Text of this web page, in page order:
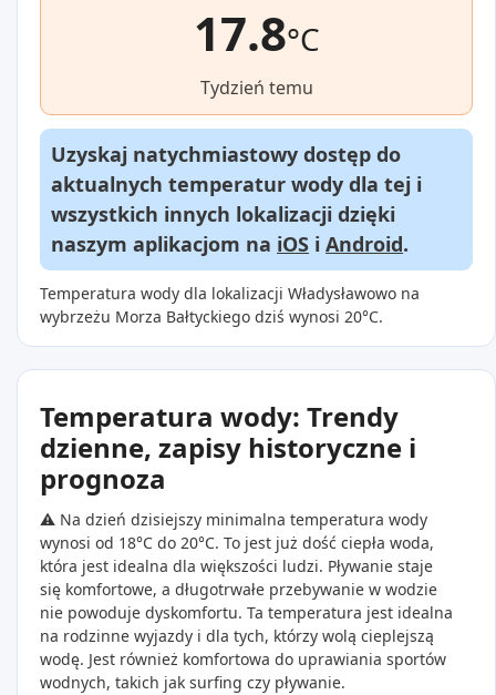
17.8°C
Tydzień temu
Uzyskaj natychmiastowy dostęp do
aktualnych temperatur wody dla tej i
wszystkich innych lokalizacji dzięki
naszym aplikacjom na iOS i Android.
Temperatura wody dla lokalizacji Władysławowo na
wybrzeżu Morza Bałtyckiego dziś wynosi 20°C.
Temperatura wody: Trendy
dzienne, zapisy historyczne i
prognoza
⚠️ Na dzień dzisiejszy minimalna temperatura wody
wynosi od 18°C do 20°C. To jest już dość ciepła woda,
która jest idealna dla większości ludzi. Pływanie staje
się komfortowe, a długotrwałe przebywanie w wodzie
nie powoduje dyskomfortu. Ta temperatura jest idealna
na rodzinne wyjazdy i dla tych, którzy wolą cieplejszą
wodę. Jest również komfortowa do uprawiania sportów
wodnych, takich jak surfing czy pływanie.